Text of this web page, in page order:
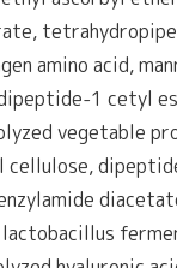
amino acid,
1 cetyl
vegetable
cellulose,